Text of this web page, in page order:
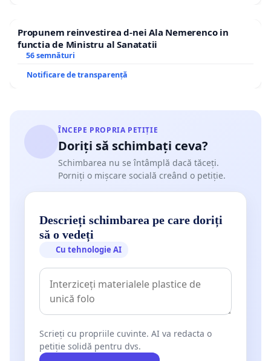
Propunem reinvestirea d-nei Ala Nemerenco in
functia de Ministru al Sanatatii
56 semnături
Notificare de transparență
ÎNCEPE PROPRIA PETIȚIE
Doriți să schimbați ceva?
Schimbarea nu se întâmplă dacă tăceți.
Porniți o mișcare socială creând o petiție.
Descrieți schimbarea pe care doriți
să o vedeți
Cu tehnologie AI
Scrieți cu propriile cuvinte. AI va redacta o
petiție solidă pentru dvs.